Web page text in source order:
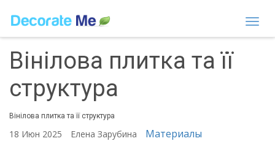
Вінілова плитка та її
структура
Вінілова плитка та її структура
18 Июн 2025 Елена Зарубина Материалы